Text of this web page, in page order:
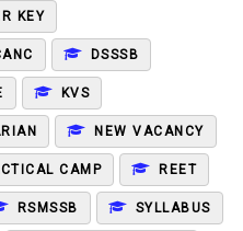
KEY
DSSSB
KVS
NEW VACANCY
CAMP REET
RSMSSB SYLLABUS